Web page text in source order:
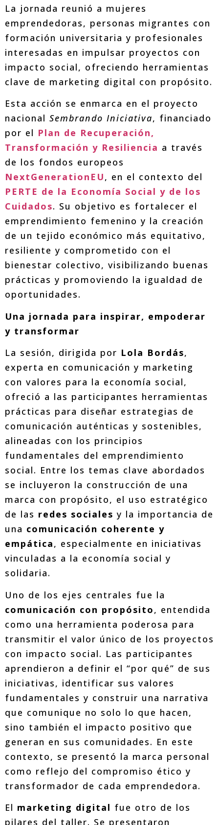
La jornada reunió a mujeres
emprendedoras, personas migrantes con
formación universitaria y profesionales
interesadas en impulsar proyectos con
impacto social, ofreciendo herramientas
clave de marketing digital con propósito.
Esta acción se enmarca en el proyecto
nacional Sembrando Iniciativa, financiado
por el Plan de Recuperación,
Transformación y Resiliencia a través
de los fondos europeos
NextGenerationEU, en el contexto del
PERTE de la Economía Social y de los
Cuidados. Su objetivo es fortalecer el
emprendimiento femenino y la creación
de un tejido económico más equitativo,
resiliente y comprometido con el
bienestar colectivo, visibilizando buenas
prácticas y promoviendo la igualdad de
oportunidades.
Una jornada para inspirar, empoderar
y transformar
La sesión, dirigida por Lola Bordás,
experta en comunicación y marketing
con valores para la economía social,
ofreció a las participantes herramientas
prácticas para diseñar estrategias de
comunicación auténticas y sostenibles,
alineadas con los principios
fundamentales del emprendimiento
social. Entre los temas clave abordados
se incluyeron la construcción de una
marca con propósito, el uso estratégico
de las redes sociales y la importancia de
una comunicación coherente y
empática, especialmente en iniciativas
vinculadas a la economía social y
solidaria.
Uno de los ejes centrales fue la
comunicación con propósito, entendida
como una herramienta poderosa para
transmitir el valor único de los proyectos
con impacto social. Las participantes
aprendieron a definir el “por qué” de sus
iniciativas, identificar sus valores
fundamentales y construir una narrativa
que comunique no solo lo que hacen,
sino también el impacto positivo que
generan en sus comunidades. En este
contexto, se presentó la marca personal
como reflejo del compromiso ético y
transformador de cada emprendedora.
El marketing digital fue otro de los
pilares del taller. Se presentaron